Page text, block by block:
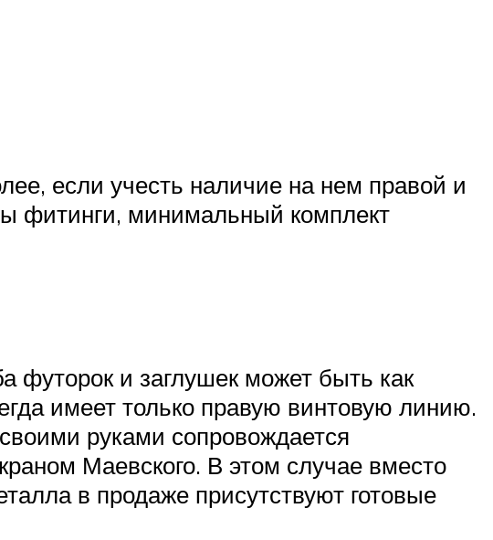
если учесть наличие на нем правой и
фитинги, минимальный комплект
футорок и заглушек может быть как
имеет только правую винтовую линию.
руками сопровождается
Маевского. В этом случае вместо
в продаже присутствуют готовые